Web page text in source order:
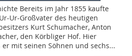
Bereits im Jahr 1855 kaufte
Ur-Großvater des heutigen
Kurt Schumacher, Anton
den Körbliger Hof. Hier
er mit seinen Söhnen und sechs...